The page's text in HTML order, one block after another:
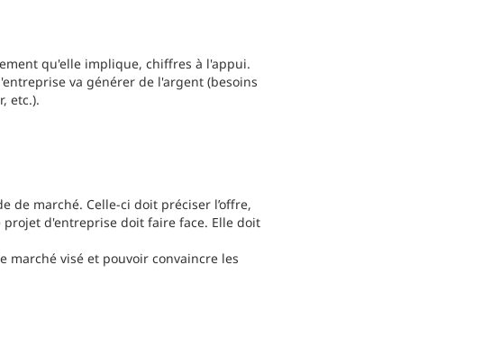
qu'elle implique, chiffres à l'appui.
va générer de l'argent (besoins
etc.).
de marché. Celle-ci doit préciser l’offre,
d'entreprise doit faire face. Elle doit
marché visé et pouvoir convaincre les